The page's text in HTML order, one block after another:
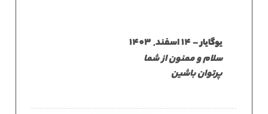
یوگایار–14 اسفند, 1403
سلام و ممنون از شما
پرتوان باشین